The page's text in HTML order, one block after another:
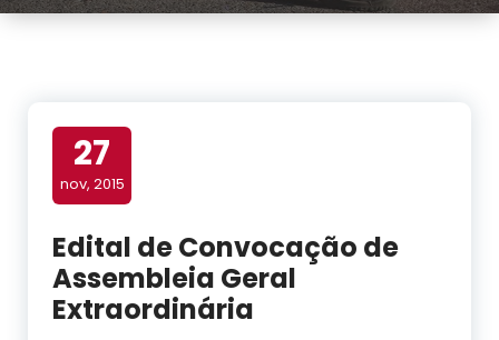
27
nov, 2015
Edital de Convocação de
Assembleia Geral
Extraordinária